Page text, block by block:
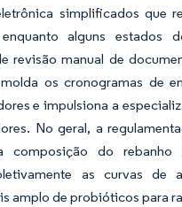
simplificados que
alguns estados
revisão manual de
os cronogramas de
e impulsiona a
No geral, a
composição do rebanho
as curvas de
amplo de probióticos para